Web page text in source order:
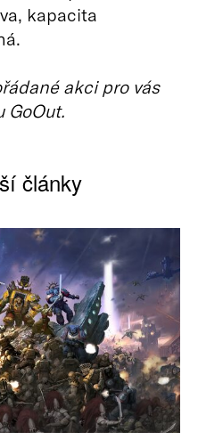
kapacita
akci pro vás
GoOut.
články